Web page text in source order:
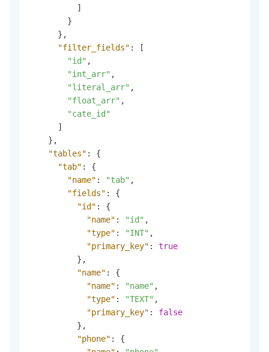
]
}
} ,
"filter_fields" :
[
"id" ,
"int_arr" ,
"literal_arr" ,
"float_arr" ,
"cate_id"
]
} ,
"tables" :
{
"tab" :
{
"name" : "tab" ,
"fields" :
{
"id" :
{
"name" : "id" ,
"type" : "INT" ,
"primary_key" :
true
} ,
"name" :
{
"name" : "name" ,
"type" : "TEXT" ,
"primary_key" :
false
} ,
"phone" :
{